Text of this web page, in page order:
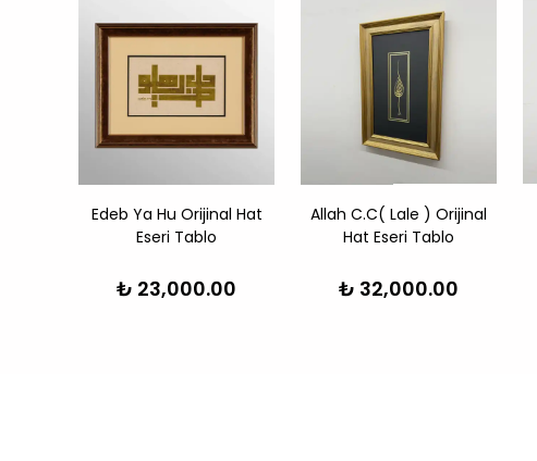
Edeb Ya Hu Orijinal Hat
Eseri Tablo
₺ 23,000.00
Allah C.C( Lale ) Orijinal
Hat Eseri Tablo
₺ 32,000.00